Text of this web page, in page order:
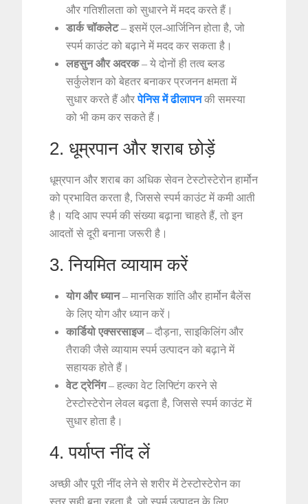
और गतिशीलता को सुधारने में मदद करते हैं।
डार्क चॉकलेट– इसमें एल-आर्जिनिन होता है, जो
स्पर्म काउंट को बढ़ाने में मदद कर सकता है।
लहसुन और अदरक– ये दोनों ही तत्व ब्लड
सर्कुलेशन को बेहतर बनाकर प्रजनन क्षमता में
सुधार करते हैं औरपेनिस में ढीलापनकी समस्या
को भी कम कर सकते हैं।
2. धूम्रपान और शराब छोड़ें
धूम्रपान और शराब का अधिक सेवन टेस्टोस्टेरोन हार्मोन
को प्रभावित करता है, जिससे स्पर्म काउंट में कमी आती
है। यदि आप स्पर्म की संख्या बढ़ाना चाहते हैं, तो इन
आदतों से दूरी बनाना जरूरी है।
3. नियमित व्यायाम करें
योग और ध्यान– मानसिक शांति और हार्मोन बैलेंस
के लिए योग और ध्यान करें।
कार्डियो एक्सरसाइज– दौड़ना, साइकिलिंग और
तैराकी जैसे व्यायाम स्पर्म उत्पादन को बढ़ाने में
सहायक होते हैं।
वेट ट्रेनिंग– हल्का वेट लिफ्टिंग करने से
टेस्टोस्टेरोन लेवल बढ़ता है, जिससे स्पर्म काउंट में
सुधार होता है।
4. पर्याप्त नींद लें
अच्छी और पूरी नींद लेने से शरीर में टेस्टोस्टेरोन का
स्तर सही बना रहता है, जो स्पर्म उत्पादन के लिए